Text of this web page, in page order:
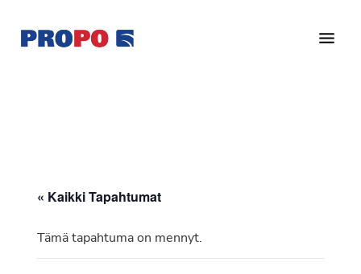
pääsisältöön
alatunnisteeseen
Ry
vuonna
« Kaikki Tapahtumat
Tämä tapahtuma on mennyt.